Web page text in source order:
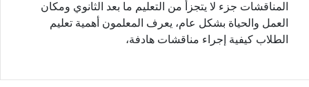
المناقشات جزء لا يتجزأ من التعليم ما بعد الثانوي ومكان
العمل والحياة بشكل عام، يعرف المعلمون أهمية تعليم
الطلاب كيفية إجراء مناقشات هادفة،